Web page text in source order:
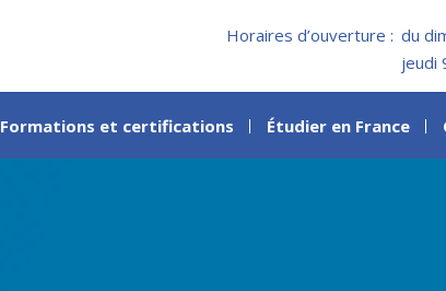
Horaires d’ouverture : du
jeudi
Formations et certifications Étudier en France